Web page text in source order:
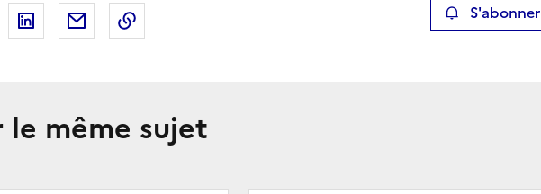
sur Facebook
Partager sur XPartager sur LinkedIn
Partager par emailCopier le lien de la page dans le presse-papier S'abonner
le même sujet